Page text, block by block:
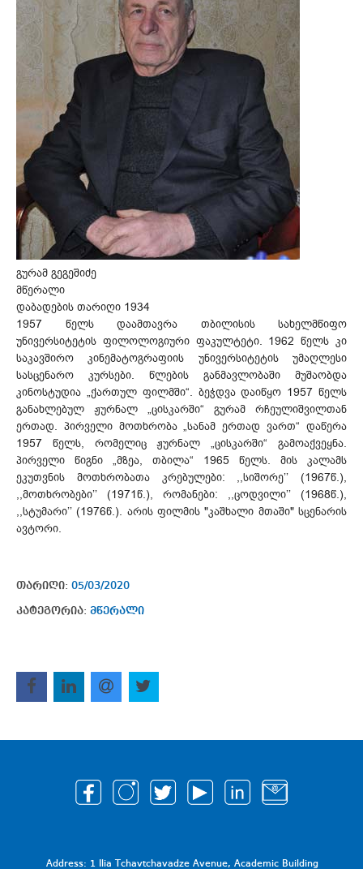
გურამ გეგეშიძე
მწერალი
დაბადების თარიღი 1934
1957 წელს დაამთავრა თბილისის სახელმწიფო
უნივერსიტეტის ფილოლოგიური ფაკულტეტი. 1962 წელს კი
საკავშირო კინემატოგრაფიის უნივერსიტეტის უმაღლესი
სასცენარო კურსები. წლების განმავლობაში მუშაობდა
კინოსტუდია „ქართულ ფილმში“. ბეჭდვა დაიწყო 1957 წელს
განახლებულ ჟურნალ „ცისკარში“ გურამ რჩეულიშვილთან
ერთად. პირველი მოთხრობა „სანამ ერთად ვართ“ დაწერა
1957 წელს, რომელიც ჟურნალ „ცისკარში“ გამოაქვეყნა.
პირველი წიგნი „მზეა, თბილა“ 1965 წელს. მის კალამს
ეკუთვნის მოთხრობათა კრებულები: ,,სიშორე’’ (1967წ.),
,,მოთხრობები’’ (1971წ.), რომანები: ,,ცოდვილი’’ (1968წ.),
,,სტუმარი’’ (1976წ.). არის ფილმის "კაშხალი მთაში" სცენარის
ავტორი.
თარიღი: 05/03/2020
კატეგორია: მწერალი
Address: 1 Ilia Tchavtchavadze Avenue, Academic Building